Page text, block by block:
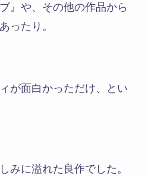
』や、その他の作品から
ったり。
が面白かっただけ、とい
みに溢れた良作でした。